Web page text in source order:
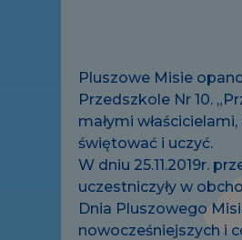
Pluszowe Misie
Przedszkole Nr 10.
małymi
świętować i uczyć.
W dniu 25.11.2019r.
uczestniczyły w
Dnia Pluszowego
nowocześniejszych i